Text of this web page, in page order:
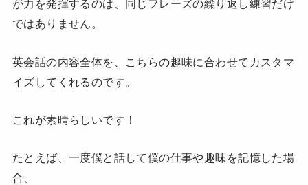
が力を発揮するのは、同じフレーズの繰り返し練習だけ
ではありません。
英会話の内容全体を、こちらの趣味に合わせてカスタマ
イズしてくれるのです。
これが素晴らしいです！
たとえば、一度僕と話して僕の仕事や趣味を記憶した場
合、